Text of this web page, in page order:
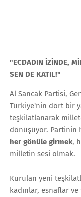
"ECDADIN İZİNDE,
SEN DE KATIL!"
Al Sancak Partisi,
Türkiye'nin dört bir
teşkilatlanarak
dönüşüyor. Partinin
her gönüle girmek,
milletin sesi olmak.
Kurulan yeni
kadınlar, esnaflar